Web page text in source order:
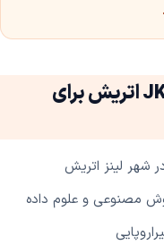
مزایای تحصیل در دانشگاه JKU اتریش برای
شهر لینز اتریش
مصنوعی و علوم داده